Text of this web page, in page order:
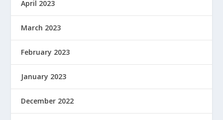
April 2023
March 2023
February 2023
January 2023
December 2022